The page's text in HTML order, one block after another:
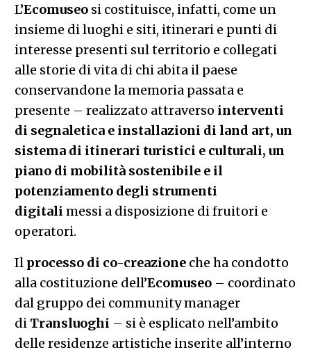
L’Ecomuseosi costituisce, infatti, come un
insieme di luoghi e siti, itinerari e punti di
interesse presenti sul territorio e collegati
alle storie di vita di chi abita il paese
conservandone la memoria passata e
presente – realizzato attraverso interventi
di segnaletica e installazioni di land art, un
sistema di itinerari turistici e culturali, un
piano di mobilità sostenibile e il
potenziamento degli strumenti
digitali messi a disposizione di fruitori e
operatori.
Il processo di co-creazioneche ha condotto
alla costituzione dell’Ecomuseo– coordinato
dal gruppo dei community manager
di Transluoghi – si è esplicato nell’ambito
delle residenze artistiche inserite all’interno